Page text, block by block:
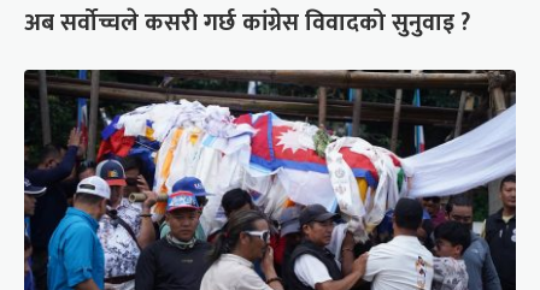
अब सर्वोच्चले कसरी गर्छ कांग्रेस विवादको सुनुवाइ ?